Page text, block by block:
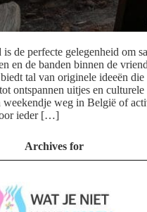
de perfecte gelegenheid om
en de banden binnen de
tal van originele ideeën die
ontspannen uitjes en
weekendje weg in België of
ieder […]
Archives for